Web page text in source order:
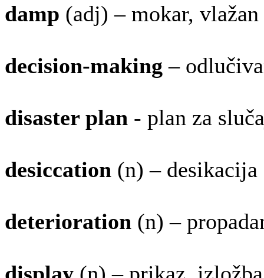
damp (adj) – mokar, vlažan
decision-making–
disaster plan - plan za
desiccation (n) – desikacija
deterioration (n) –